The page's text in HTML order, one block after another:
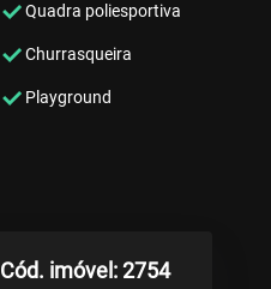
Quadra poliesportiva
Churrasqueira
Playground
Cód. imóvel: 2754